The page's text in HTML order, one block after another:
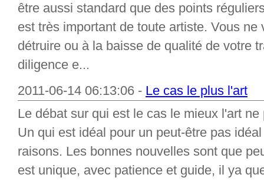
être aussi standard que des points
est très important de toute artiste. Vous
détruire ou à la baisse de qualité de votre
diligence e...
2011-06-14 06:13:06 - Le cas le plus l'art
Le débat sur qui est le cas le mieux l'art
Un qui est idéal pour un peut-être pas
raisons. Les bonnes nouvelles sont que
est unique, avec patience et guide, il ya